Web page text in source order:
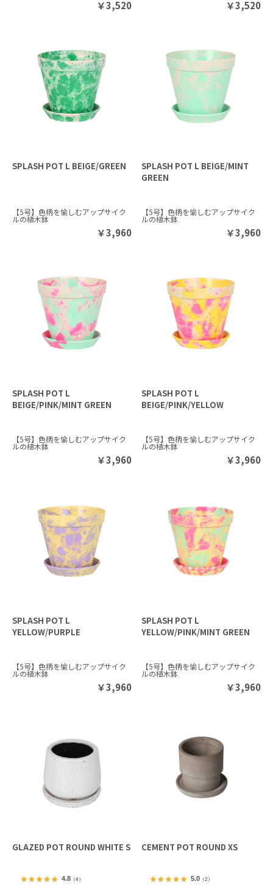
￥3,520 ￥3,520
SPLASH POT L BEIGE/GREEN
【5号】色柄を愉しむアップサイク
ルの植木鉢
￥3,960
SPLASH POT L BEIGE/MINT
GREEN
【5号】色柄を愉しむアップサイク
ルの植木鉢
￥3,960
SPLASH POT L
BEIGE/PINK/MINT GREEN
【5号】色柄を愉しむアップサイク
ルの植木鉢
￥3,960
SPLASH POT L
BEIGE/PINK/YELLOW
【5号】色柄を愉しむアップサイク
ルの植木鉢
￥3,960
SPLASH POT L
YELLOW/PURPLE
【5号】色柄を愉しむアップサイク
ルの植木鉢
￥3,960
SPLASH POT L
YELLOW/PINK/MINT GREEN
【5号】色柄を愉しむアップサイク
ルの植木鉢
￥3,960
GLAZED POT ROUND WHITE S
4.8（4）
CEMENT POT ROUND XS
5.0 （2）